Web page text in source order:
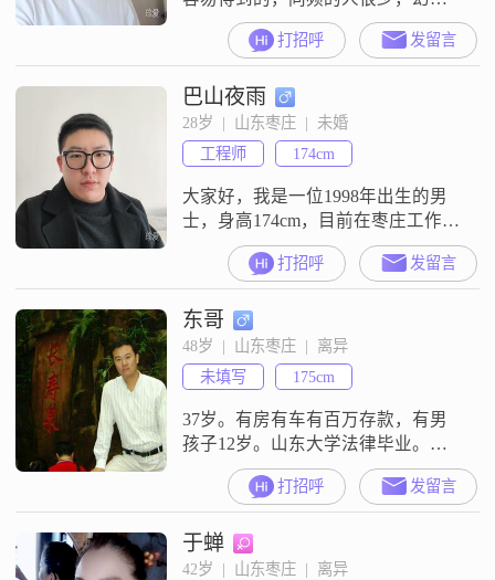
的人很多，务实的很少，看不清现
实的人很多，希望能遇到真实的
你！
打招呼 发留言
巴山夜雨
28岁  |  山东枣庄  |  未婚
工程师
174cm
大家好，我是一位1998年出生的男
士，身高174cm，目前在枣庄工作，
月收入在5001到8000元之间。我拥
有大学本科学历，性格上我比较稳
重可靠，同时也喜欢用幽默来调节
气氛，让生活更加轻松愉快。我对
待工作非常认真，有着强烈的责任
感，追求事业上的成功。在生活
中，我注重生活品质，喜欢尝试各
种美食，探索不同的餐厅和菜品。
此外
打招呼 发留言
东哥
48岁  |  山东枣庄  |  离异
未填写
175cm
37岁。有房有车有百万存款，有男
孩子12岁。山东大学法律毕业。一
个弟弟妹妹都已婚。希望对方是坦
诚的朋友。一般倾向于枣庄辖区内
找机关事业单位在编的朋友。你是
吗？
打招呼 发留言
于蝉
42岁  |  山东枣庄  |  离异